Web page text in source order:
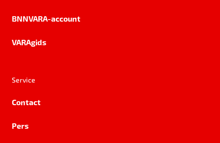
BNNVARA-account
VARAgids
Service
Contact
Pers